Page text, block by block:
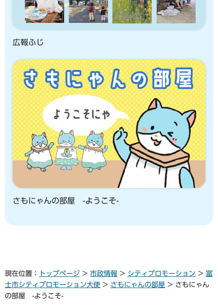
広報ふじ
さもにゃんの部屋 -ようこそ-
現在位置： トップページ > 市政情報 > シティプロモーション > 富
士市シティプロモーション大使 > さもにゃんの部屋 > さもにゃん
の部屋 -ようこそ-